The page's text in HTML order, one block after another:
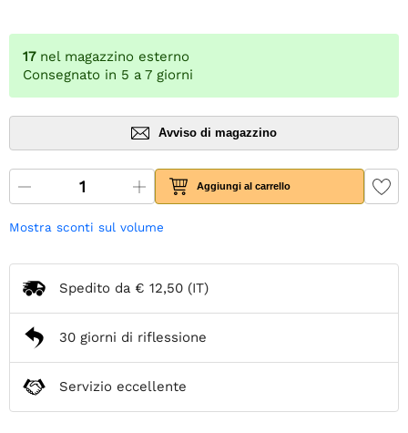
17 nel magazzino esterno
Consegnato in 5 a 7 giorni
Avviso di magazzino
Aggiungi al carrello
Mostra sconti sul volume
Spedito da € 12,50 (IT)
30 giorni di riflessione
Servizio eccellente